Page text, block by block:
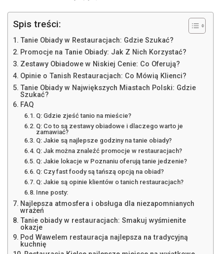
Spis treści:
Tanie Obiady w Restauracjach: Gdzie Szukać?
Promocje na Tanie Obiady: Jak Z Nich Korzystać?
Zestawy Obiadowe w Niskiej Cenie: Co Oferują?
Opinie o Tanish Restauracjach: Co Mówią Klienci?
Tanie Obiady w Największych Miastach Polski: Gdzie
Szukać?
FAQ
Q: Gdzie zjeść tanio na mieście?
Q: Co to są zestawy obiadowe i dlaczego warto je
zamawiać?
Q: Jakie są najlepsze godziny na tanie obiady?
Q: Jak można znaleźć promocje w restauracjach?
Q: Jakie lokacje w Poznaniu oferują tanie jedzenie?
Q: Czy fast foody są tańszą opcją na obiad?
Q: Jakie są opinie klientów o tanich restauracjach?
Inne posty:
Najlepsza atmosfera i obsługa dla niezapomnianych
wrażeń
Tanie obiady w restauracjach: Smakuj wyśmienite
okazje
Pod Wawelem restauracja najlepsza na tradycyjną
kuchnię